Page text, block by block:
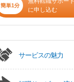
簡単1分
に申し込む
サービスの魅力